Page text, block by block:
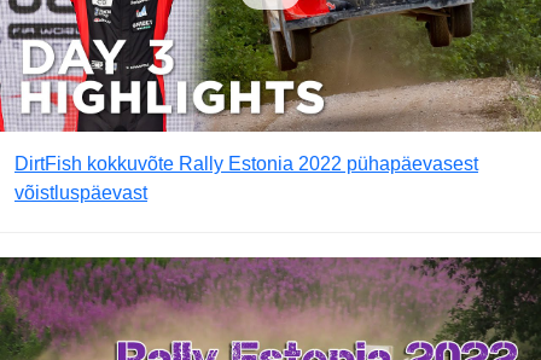
DirtFish kokkuvõte Rally Estonia 2022 pühapäevasest
võistluspäevast